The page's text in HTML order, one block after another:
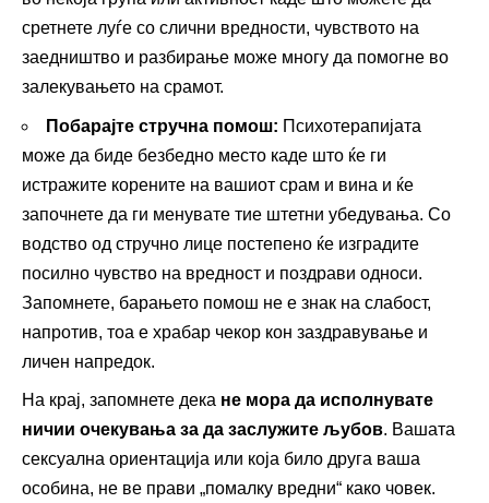
сретнете луѓе со слични вредности, чувството на
заедништво и разбирање може многу да помогне во
залекувањето на срамот.
Побарајте стручна помош: Психотерапијата
може да биде безбедно место каде што ќе ги
истражите корените на вашиот срам и вина и ќе
започнете да ги менувате тие штетни убедувања. Со
водство од стручно лице постепено ќе изградите
посилно чувство на вредност и поздрави односи.
Запомнете, барањето помош не е знак на слабост,
напротив, тоа е храбар чекор кон заздравување и
личен напредок.
На крај, запомнете дека не мора да исполнувате
ничии очекувања за да заслужите љубов. Вашата
сексуална ориентација или која било друга ваша
особина, не ве прави „помалку вредни“ како човек.